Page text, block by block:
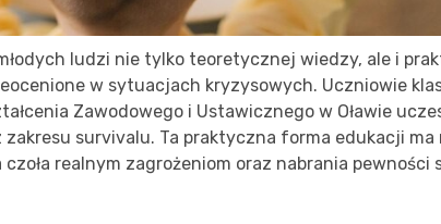
ludzi nie tylko teoretycznej wiedzy, ale i
w sytuacjach kryzysowych. Uczniowie
Zawodowego i Ustawicznego w Oławie
survivalu. Ta praktyczna forma edukacji ma
realnym zagrożeniom oraz nabrania pewności